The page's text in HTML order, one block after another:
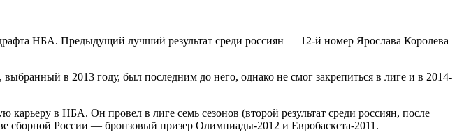
НБА. Предыдущий лучший результат среди россиян — 12-й номер Ярослава Королева
в 2013 году, был последним до него, однако не смог закрепиться в лиге и в 2014-
в НБА. Он провел в лиге семь сезонов (второй результат среди россиян, после
сборной России — бронзовый призер Олимпиады-2012 и Евробаскета-2011.